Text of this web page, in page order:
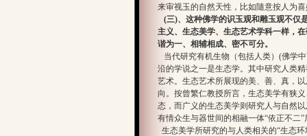
来审视玉的自然天性，比如隨意按人为
(三)、这种佛学的识玉观和雕玉观不仅
主义、生态美学、生态艺术学科一样，
谐为一、相辅相成、密不可分。
当代研究有机生物（包括人类）(佛学
沿的学说之一是生态学。其中研究人类
艺术。生态艺术所展现的美、善、真，
向。按曾繁仁教授所言，生态美学有狭
态，而广义的生态美学则研究人与自然
有情众生与器世间的相融一体“依正不二
生态美学所研究的与人类相关的“生态